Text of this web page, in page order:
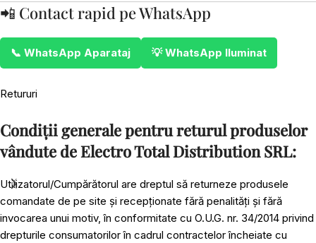
📲 Contact rapid pe WhatsApp
📞 WhatsApp Aparataj 💡 WhatsApp Iluminat
Retururi
Condiții generale pentru returul produselor
vândute de Electro Total Distribution SRL:
Utilizatorul/Cumpărătorul are dreptul să returneze produsele
comandate de pe site și recepționate fără penalități și fără
invocarea unui motiv, în conformitate cu O.U.G. nr. 34/2014 privind
drepturile consumatorilor în cadrul contractelor încheiate cu